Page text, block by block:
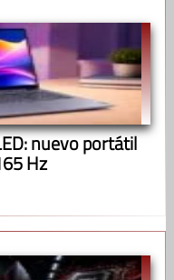
nuevo portátil
Hz